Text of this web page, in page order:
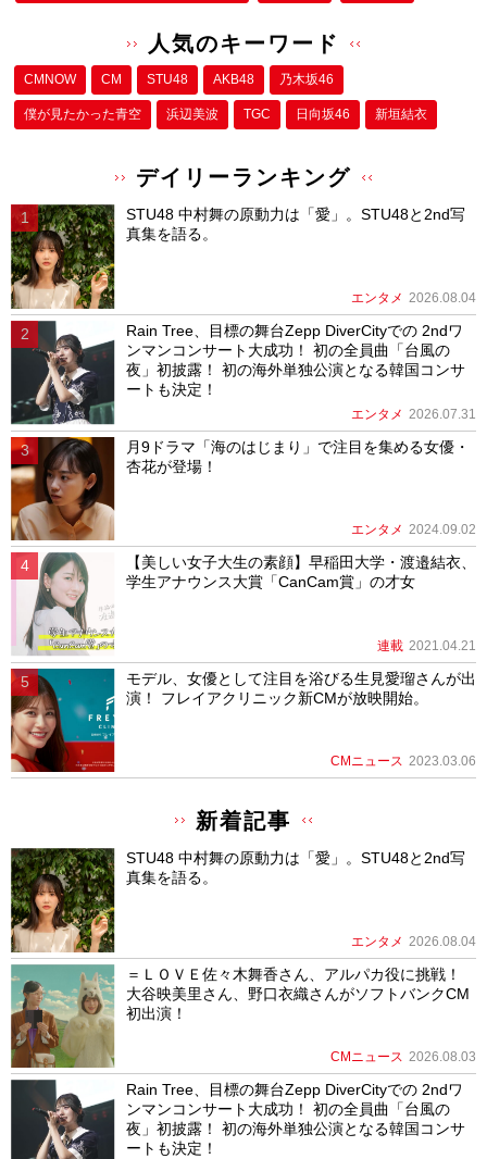
人気のキーワード
CMNOW CM STU48 AKB48 乃木坂46
僕が⾒たかった⻘空 浜辺美波 TGC 日向坂46 新垣結衣
デイリーランキング
STU48 中村舞の原動力は「愛」。STU48と2nd写
真集を語る。
エンタメ 2026.08.04
Rain Tree、目標の舞台Zepp DiverCityでの 2ndワ
ンマンコンサート大成功！ 初の全員曲「台風の
夜」初披露！ 初の海外単独公演となる韓国コンサ
ートも決定！
エンタメ 2026.07.31
月9ドラマ「海のはじまり」で注目を集める女優・
杏花が登場！
エンタメ 2024.09.02
【美しい女子大生の素顔】早稲田大学・渡邉結衣、
学生アナウンス大賞「CanCam賞」の才女
連載 2021.04.21
モデル、女優として注目を浴びる生見愛瑠さんが出
演！ フレイアクリニック新CMが放映開始。
CMニュース 2023.03.06
新着記事
STU48 中村舞の原動力は「愛」。STU48と2nd写
真集を語る。
エンタメ 2026.08.04
＝ＬＯＶＥ佐々木舞香さん、アルパカ役に挑戦！
大谷映美里さん、野口衣織さんがソフトバンクCM
初出演！
CMニュース 2026.08.03
Rain Tree、目標の舞台Zepp DiverCityでの 2ndワ
ンマンコンサート大成功！ 初の全員曲「台風の
夜」初披露！ 初の海外単独公演となる韓国コンサ
ートも決定！